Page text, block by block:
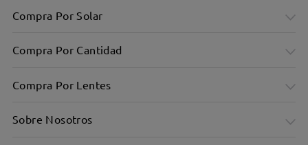
Compra Por Solar
Compra Por Cantidad
Compra Por Lentes
Sobre Nosotros